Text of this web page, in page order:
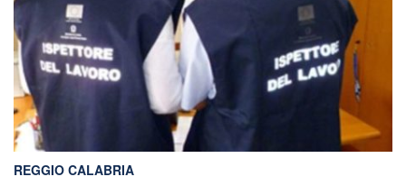
REGGIO CALABRIA